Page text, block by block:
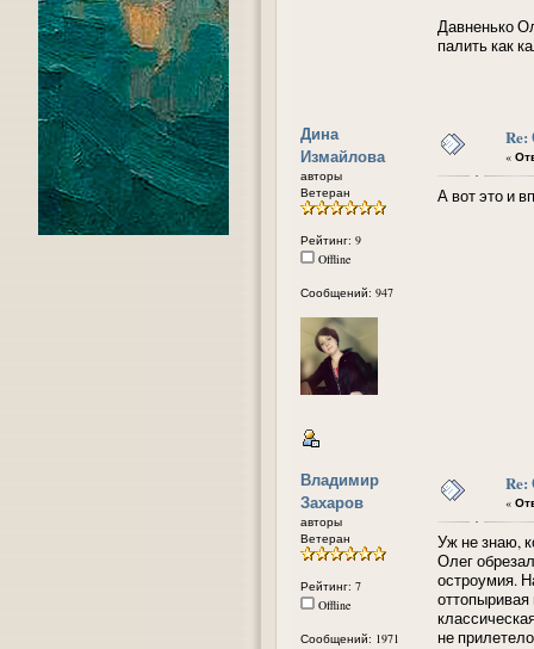
Давненько
палить как
Дина
Измайлова
авторы
Ветеран
Рейтинг: 9
Offline
Сообщений: 947
«
А вот это и
Владимир
Захаров
авторы
Ветеран
Рейтинг: 7
Offline
Сообщений: 1971
«
Уж не знаю,
Олег
остроумия.
оттопыривая
не